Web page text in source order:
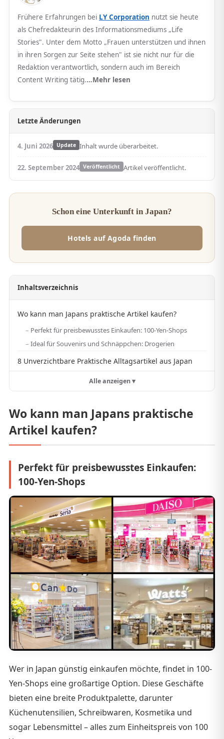
Frühere Erfahrungen bei LY Corporation nutzt sie heute
als Chefredakteurin des Informationsmediums „Life
Stories". Unter dem Motto „Frauen unterstützen und ihnen
in ihren Sorgen zur Seite stehen" ist sie nicht nur für die
Redaktion verantwortlich, sondern auch im Bereich
Content Writing tätig.…Mehr lesen
Letzte Änderungen
4. Juni 2026 Update Inhalt wurde überarbeitet.
22. September 2024 Veröffentlicht Artikel veröffentlicht.
Schon eine Unterkunft in Japan?
Hotels auf Agoda finden
Inhaltsverzeichnis
Wo kann man Japans praktische Artikel kaufen?
Perfekt für preisbewusstes Einkaufen: 100-Yen-Shops
Ideal für Souvenirs und Schnäppchen: Drogerien
8 Unverzichtbare Praktische Alltagsartikel aus Japan
Alle anzeigen ▾
Wo kann man Japans praktische
Artikel kaufen?
Perfekt für preisbewusstes Einkaufen:
100-Yen-Shops
Wer in Japan günstig einkaufen möchte, findet in 100-
Yen-Shops eine großartige Option. Diese Geschäfte
bieten eine breite Produktpalette, darunter
Küchenutensilien, Schreibwaren, Kosmetika und
sogar Lebensmittel – alles zum Einheitspreis von 100